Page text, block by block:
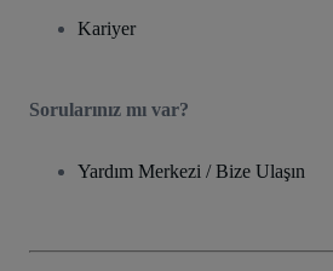
Kariyer
Sorularınız mı var?
Yardım Merkezi / Bize Ulaşın